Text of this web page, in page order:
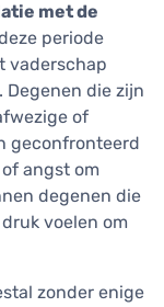
met de
periode
vaderschap
Degenen die zijn
of
geconfronteerd
angst om
degenen die
voelen om
zonder enige